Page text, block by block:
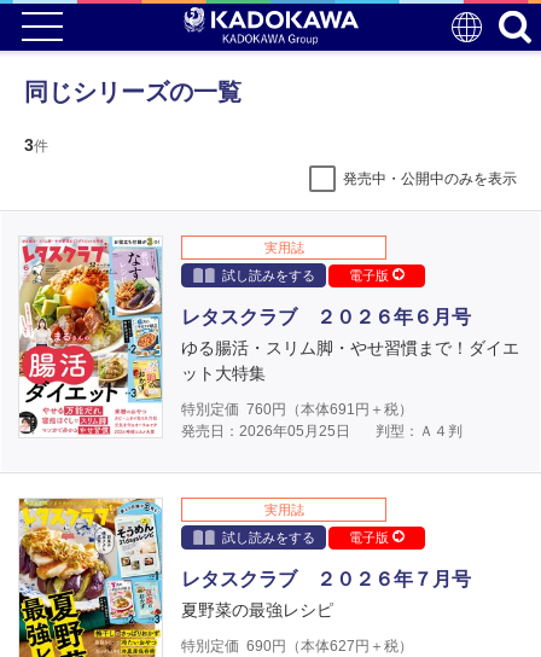
同じシリーズの一覧
3件
発売中・公開中のみを表示
実用誌
試し読みをする
電子版
レタスクラブ ２０２６年６月号
ゆる腸活・スリム脚・やせ習慣まで！ダイエ
ット大特集
特別定価 760円（本体691 円＋税）
発売日：2026年05月25日
判型：Ａ４判
実用誌
試し読みをする
電子版
レタスクラブ ２０２６年７月号
夏野菜の最強レシピ
特別定価 690円（本体627 円＋税）